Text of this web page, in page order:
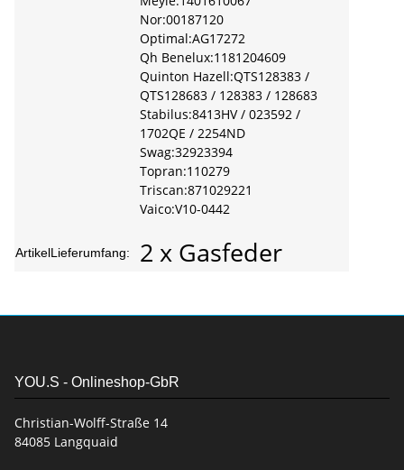
Nor:00187120
Optimal:AG17272
Qh Benelux:1181204609
Quinton Hazell:QTS128383 /
QTS128683 / 128383 / 128683
Stabilus:8413HV / 023592 /
1702QE / 2254ND
Swag:32923394
Topran:110279
Triscan:871029221
Vaico:V10-0442
ArtikelLieferumfang: 2 x Gasfeder
YOU.S - Onlineshop-GbR
Christian-Wolff-Straße 14
84085 Langquaid